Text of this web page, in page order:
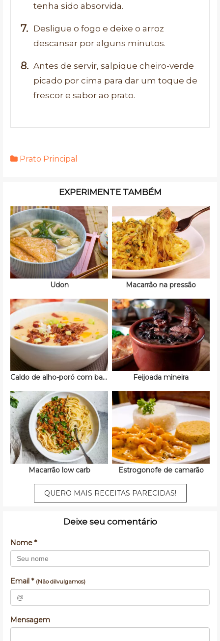
tenha sido absorvida.
Desligue o fogo e deixe o arroz
descansar por alguns minutos.
Antes de servir, salpique cheiro-verde
picado por cima para dar um toque de
frescor e sabor ao prato.
Prato Principal
EXPERIMENTE TAMBÉM
Udon Macarrão na pressão
Caldo de alho-poró com bacon Feijoada mineira
Macarrão low carb Estrogonofe de camarão
QUERO MAIS RECEITAS PARECIDAS!
Deixe seu comentário
Nome *
Email * (Não dilvulgamos)
Mensagem